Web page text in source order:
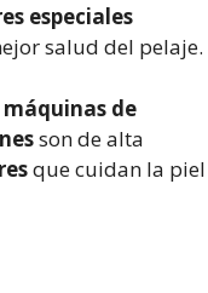
especiales
salud del pelaje.
máquinas de
son de alta
que cuidan la piel